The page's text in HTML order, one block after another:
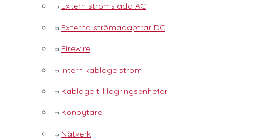
Extern strömsladd AC
Externa strömadaptrar DC
Firewire
Intern kablage ström
Kablage till lagringsenheter
Könbytare
Nätverk